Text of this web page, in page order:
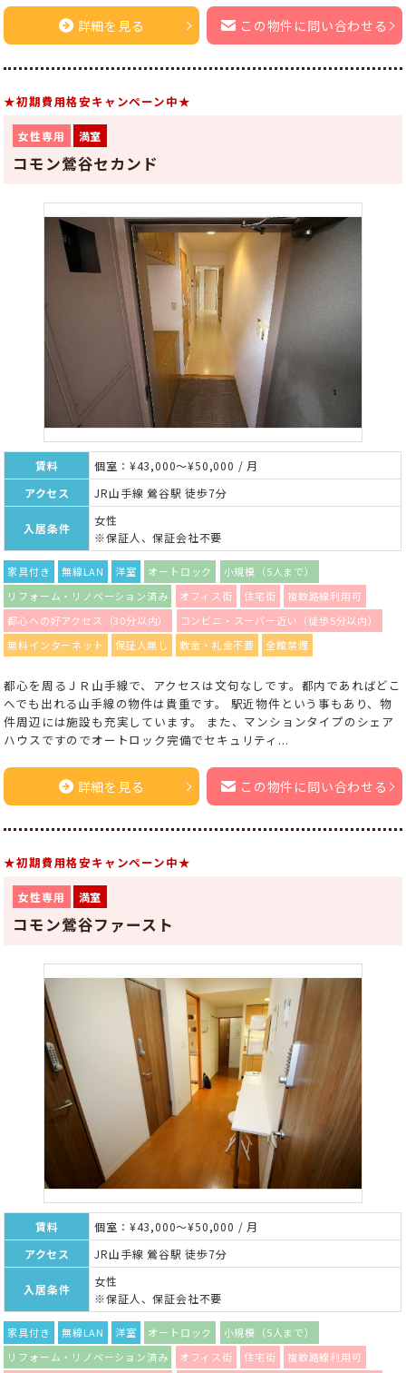
詳細を見る この物件に問い合わせる
★初期費用格安キャンペーン中★
女性専用 満室
コモン鶯谷セカンド
賃料
個室：¥43,000～¥50,000 / 月
アクセス
JR山手線 鶯谷駅 徒歩7分
入居条件
女性
※保証人、保証会社不要
家具付き 無線LAN 洋室 オートロック
小規模（5人まで）
リフォーム・リノベーション済み
オフィス街 住宅街
複数路線利用可
都心への好アクセス（30分以内）
コンビニ・スーパー近い（徒歩5分以内）
無料インターネット
保証人無し 敷金・礼金不要 全館禁煙
都心を周るＪＲ山手線で、アクセスは文句なしです。都内であればどこ
へでも出れる山手線の物件は貴重です。 駅近物件という事もあり、物
件周辺には施設も充実しています。 また、マンションタイプのシェア
ハウスですのでオートロック完備でセキュリティ...
詳細を見る この物件に問い合わせる
★初期費用格安キャンペーン中★
女性専用 満室
コモン鶯谷ファースト
賃料
個室：¥43,000～¥50,000 / 月
アクセス
JR山手線 鶯谷駅 徒歩7分
入居条件
女性
※保証人、保証会社不要
家具付き 無線LAN 洋室 オートロック
小規模（5人まで）
リフォーム・リノベーション済み
オフィス街 住宅街
複数路線利用可